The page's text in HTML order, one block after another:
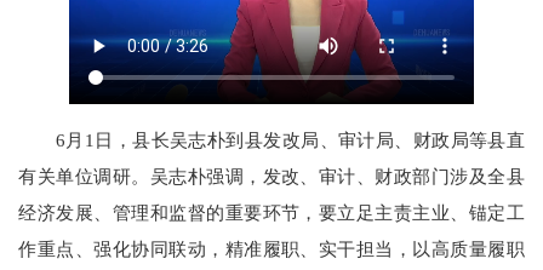
6月1日，县长吴志朴到县发改局、审计局、财政局等县直
有关单位调研。吴志朴强调，发改、审计、财政部门涉及全县
经济发展、管理和监督的重要环节，要立足主责主业、锚定工
作重点、强化协同联动，精准履职、实干担当，以高质量履职